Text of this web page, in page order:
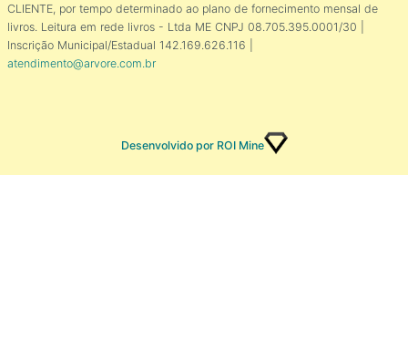
CLIENTE, por tempo determinado ao plano de fornecimento mensal de
livros. Leitura em rede livros - Ltda ME CNPJ 08.705.395.0001/30 |
Inscrição Municipal/Estadual 142.169.626.116 |
atendimento@arvore.com.br
Desenvolvido por ROI Mine